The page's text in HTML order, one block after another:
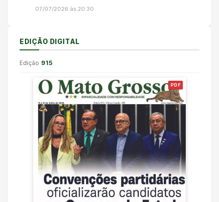
07/07/2026 às 20:30
EDIÇÃO DIGITAL
Edição 915
PDF